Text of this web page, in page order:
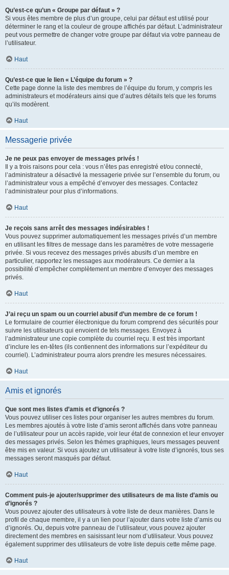
Qu’est-ce qu’un « Groupe par défaut » ?
Si vous êtes membre de plus d’un groupe, celui par défaut est utilisé pour
déterminer le rang et la couleur de groupe affichés par défaut. L’administrateur
peut vous permettre de changer votre groupe par défaut via votre panneau de
l’utilisateur.
Haut
Qu’est-ce que le lien « L’équipe du forum » ?
Cette page donne la liste des membres de l’équipe du forum, y compris les
administrateurs et modérateurs ainsi que d’autres détails tels que les forums
qu’ils modèrent.
Haut
Messagerie privée
Je ne peux pas envoyer de messages privés !
Il y a trois raisons pour cela : vous n’êtes pas enregistré et/ou connecté,
l’administrateur a désactivé la messagerie privée sur l’ensemble du forum, ou
l’administrateur vous a empêché d’envoyer des messages. Contactez
l’administrateur pour plus d’informations.
Haut
Je reçois sans arrêt des messages indésirables !
Vous pouvez supprimer automatiquement les messages privés d’un membre
en utilisant les filtres de message dans les paramètres de votre messagerie
privée. Si vous recevez des messages privés abusifs d’un membre en
particulier, rapportez les messages aux modérateurs. Ce dernier a la
possibilité d’empêcher complètement un membre d’envoyer des messages
privés.
Haut
J’ai reçu un spam ou un courriel abusif d’un membre de ce forum !
Le formulaire de courrier électronique du forum comprend des sécurités pour
suivre les utilisateurs qui envoient de tels messages. Envoyez à
l’administrateur une copie complète du courriel reçu. Il est très important
d’inclure les en-têtes (ils contiennent des informations sur l’expéditeur du
courriel). L’administrateur pourra alors prendre les mesures nécessaires.
Haut
Amis et ignorés
Que sont mes listes d’amis et d’ignorés ?
Vous pouvez utiliser ces listes pour organiser les autres membres du forum.
Les membres ajoutés à votre liste d’amis seront affichés dans votre panneau
de l’utilisateur pour un accès rapide, voir leur état de connexion et leur envoyer
des messages privés. Selon les thèmes graphiques, leurs messages peuvent
être mis en valeur. Si vous ajoutez un utilisateur à votre liste d’ignorés, tous ses
messages seront masqués par défaut.
Haut
Comment puis-je ajouter/supprimer des utilisateurs de ma liste d’amis ou
d’ignorés ?
Vous pouvez ajouter des utilisateurs à votre liste de deux manières. Dans le
profil de chaque membre, il y a un lien pour l’ajouter dans votre liste d’amis ou
d’ignorés. Ou, depuis votre panneau de l’utilisateur, vous pouvez ajouter
directement des membres en saisissant leur nom d’utilisateur. Vous pouvez
également supprimer des utilisateurs de votre liste depuis cette même page.
Haut